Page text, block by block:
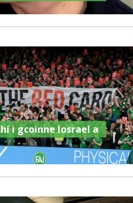
i gcoinne Iosrael a